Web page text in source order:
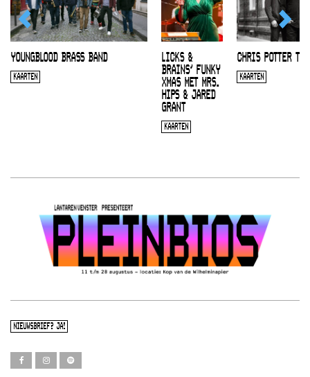
YOUNGBLOOD BRASS BAND
KAARTEN
LICKS &
BRAINS’ FUNKY
XMAS MET MRS.
HIPS & JARED
GRANT
KAARTEN
CHRIS POTTER
KAARTEN
NIEUWSBRIEF? JA!